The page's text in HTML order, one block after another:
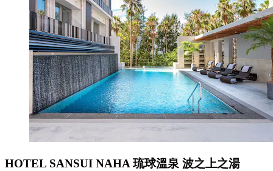
HOTEL SANSUI NAHA 琉球溫泉 波之上之湯